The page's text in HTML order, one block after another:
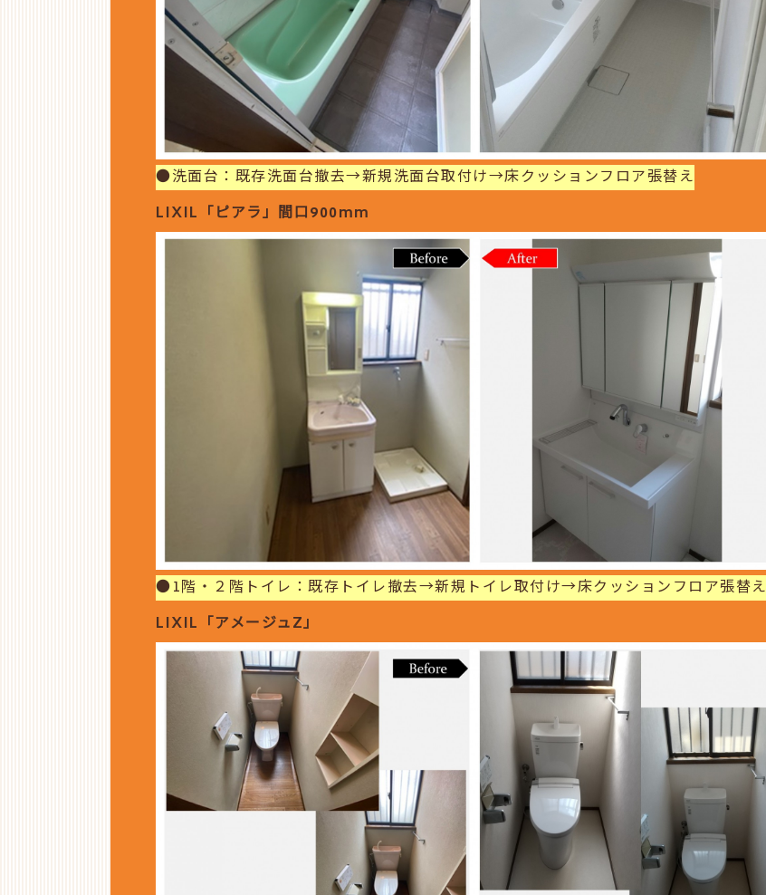
●洗面台：既存洗面台撤去→新規洗面台取付け→床クッションフロア張替え
LIXIL「ピアラ」間口900mm
●1階・２階トイレ：既存トイレ撤去→新規トイレ取付け→床クッションフロア張替え
LIXIL「アメージュZ」